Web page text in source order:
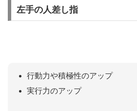
左手の人差し指
行動力や積極性のアップ
実行力のアップ